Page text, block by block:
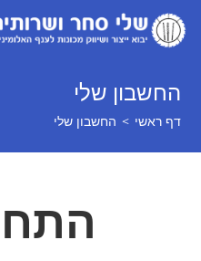
החשבון שלי
דף ראשי > החשבון שלי